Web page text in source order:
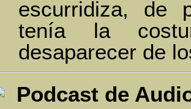
escurridiza, de
tenía la
desaparecer de
Podcast de